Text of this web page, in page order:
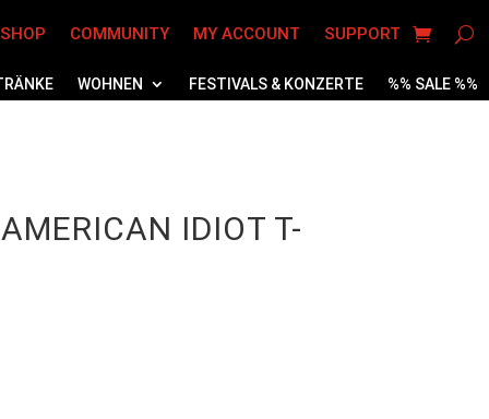
COMMUNITY MY ACCOUNT SUPPORT
WOHNEN FESTIVALS & KONZERTE %% SALE %%
IDIOT T-